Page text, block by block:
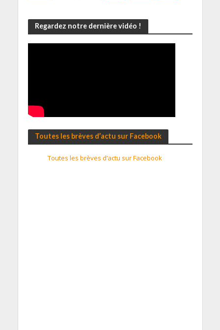
Regardez notre dernière vidéo !
Toutes les brèves d’actu sur Facebook
Toutes les brèves d’actu sur Facebook